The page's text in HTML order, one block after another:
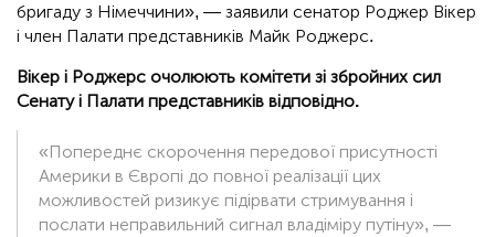
бригаду з Німеччини», — заявили сенатор Роджер Вікер
і член Палати представників Майк Роджерс.
Вікер і Роджерс очолюють комітети зі збройних сил
Сенату і Палати представників відповідно.
«Попереднє скорочення передової присутності
Америки в Європі до повної реалізації цих
можливостей ризикує підірвати стримування і
послати неправильний сигнал владіміру путіну», —